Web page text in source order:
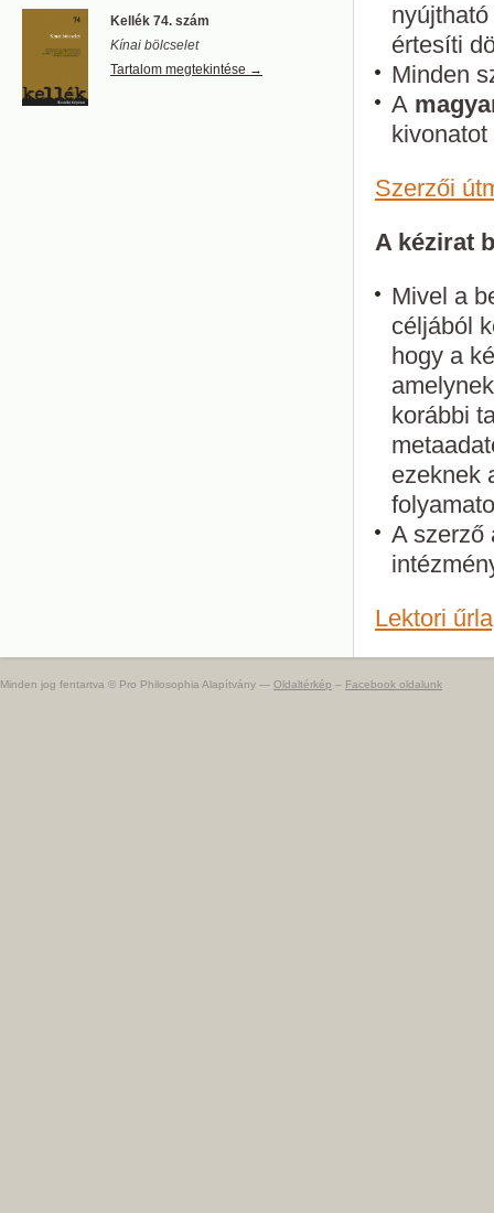
értesíti
Minden
A
Szerzői
A kézirat
Mivel a
céljából
hogy a
korábbi
ezeknek
A szerző
Lektori
Kellék 74. szám
Kínai bölcselet
Tartalom megtekintése →
Minden jog fentartva © Pro Philosophia Alapítvány — Oldaltérkép – Facebook oldalunk